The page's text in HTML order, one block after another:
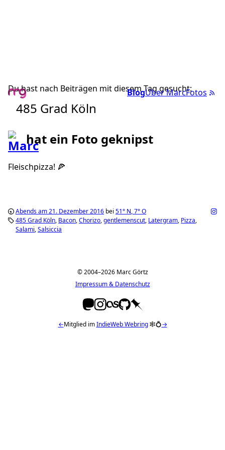
BlogÜber MarcFotos
Du hast nach Beiträgen mit diesem Tag gesucht:
485 Grad Köln
hat ein Foto geknipst
Fleischpizza! 🍕
Abends am 21. Dezember 2016 bei 51° N,7°O
485 Grad Köln Bacon Chorizo gentlemenscut Latergram Pizza
Salami Salsiccia
© 2004–2026 Marc Görtz
Impressum & Datenschutz
←Mitglied imIndieWeb Webring🕸💍→